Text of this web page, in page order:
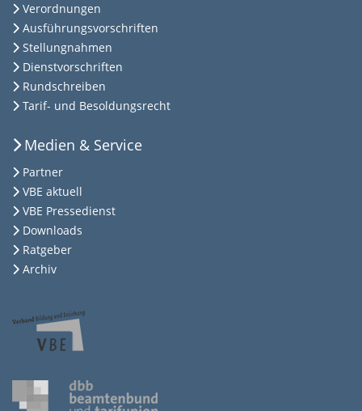
Verordnungen
Ausführungsvorschriften
Stellungnahmen
Dienstvorschriften
Rundschreiben
Tarif- und Besoldungsrecht
Medien & Service
Partner
VBE aktuell
VBE Pressedienst
Downloads
Ratgeber
Archiv